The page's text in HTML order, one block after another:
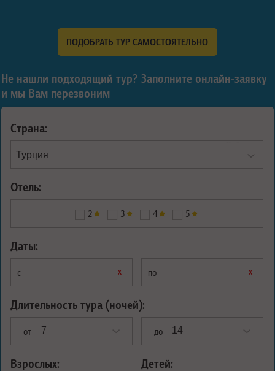
ПОДОБРАТЬ ТУР САМОСТОЯТЕЛЬНО
Не нашли подходящий тур? Заполните онлайн-заявку
и мы Вам перезвоним
Страна:
Отель:
2 3 4 5
Даты:
с х по х
Длительность тура (ночей):
от до
Взрослых: Детей: